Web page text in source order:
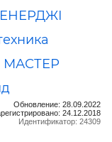
МАСТЕР
Обновление: 28.09.2022
24.12.2018
Идентификатор: 24309